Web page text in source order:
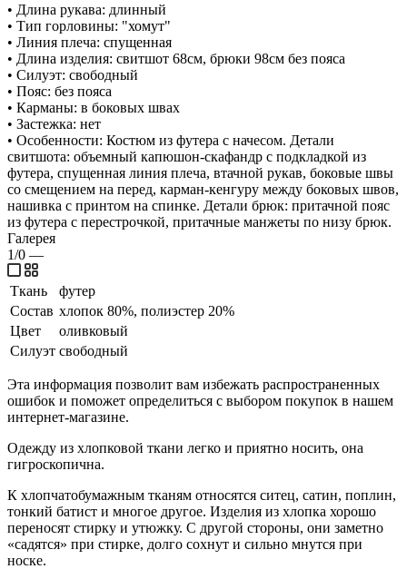
• Длина рукава: длинный
• Тип горловины: "хомут"
• Линия плеча: спущенная
• Длина изделия: свитшот 68см, брюки 98см без пояса
• Силуэт: свободный
• Пояс: без пояса
• Карманы: в боковых швах
• Застежка: нет
• Особенности: Костюм из футера с начесом. Детали
свитшота: объемный капюшон-скафандр с подкладкой из
футера, спущенная линия плеча, втачной рукав, боковые швы
со смещением на перед, карман-кенгуру между боковых швов,
нашивка с принтом на спинке. Детали брюк: притачной пояс
из футера с перестрочкой, притачные манжеты по низу брюк.
Галерея
1/0 —
Ткань
футер
Состав хлопок 80%, полиэстер 20%
Цвет
оливковый
Силуэт свободный
Эта информация позволит вам избежать распространенных
ошибок и поможет определиться с выбором покупок в нашем
интернет-магазине.
Одежду из хлопковой ткани легко и приятно носить, она
гигроскопична.
К хлопчатобумажным тканям относятся ситец, сатин, поплин,
тонкий батист и многое другое. Изделия из хлопка хорошо
переносят стирку и утюжку. С другой стороны, они заметно
«садятся» при стирке, долго сохнут и сильно мнутся при
носке.